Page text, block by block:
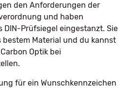
den Anforderungen der
und haben
Prüfsiegel eingestanzt. Sie
Material und du kannst
Optik bei
für ein Wunschkennzeichen